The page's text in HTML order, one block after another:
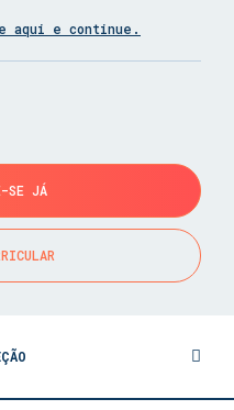
aqui e continue.
SE JÁ